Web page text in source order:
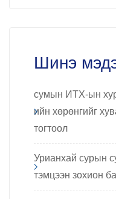
Шинэ
сумын ИТХ-ын
ийн хөрөнгийг
тогтоол
Урианхай сурын
тэмцээн зохион